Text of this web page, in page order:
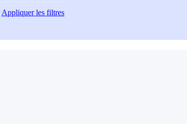
Appliquerles filtres